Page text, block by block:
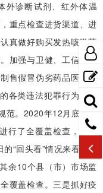
外诊断试剂、红外体温
重点检查进货渠道、进
真做好购买发热咳嗽药
加强与卫健、工信、公
售假冒伪劣药品医疗器
各类违法犯罪行为，切
。2020年12月底，组
行了全覆盖检查，立案
“回头看”情况来看，零
余10个县（市）市场监
覆盖检查。三是抓好疫